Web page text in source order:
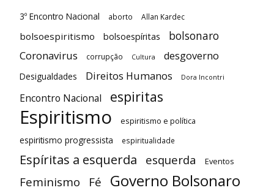
3º Encontro Nacional aborto Allan Kardec
bolsoespiritismo bolsoespíritas bolsonaro
Coronavirus corrupção Cultura desgoverno
Desigualdades Direitos Humanos Dora Incontri
Encontro Nacional espiritas
Espiritismo espiritismo e política
espiritismo progressista espiritualidade
Espíritas a esquerda esquerda Eventos
Feminismo Fé Governo Bolsonaro